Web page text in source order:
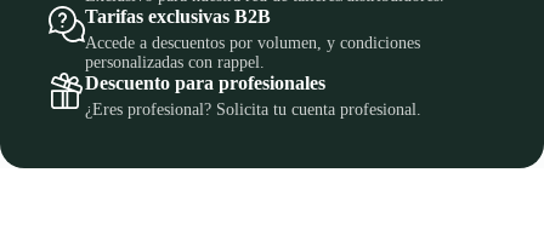
Tarifas exclusivas B2B
Accede a descuentos por volumen, y condiciones
personalizadas con rappel.
Descuento para profesionales
¿Eres profesional? Solicita tu cuenta profesional.